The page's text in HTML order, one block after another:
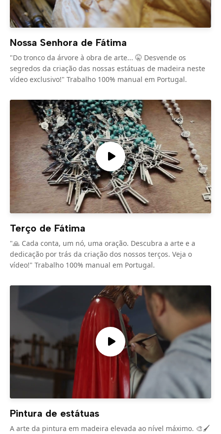
Nossa Senhora de Fátima
"Do tronco da árvore à obra de arte... 🤫 Desvende os
segredos da criação das nossas estátuas de madeira neste
vídeo exclusivo!" Trabalho 100% manual em Portugal.
Terço de Fátima
"🙏 Cada conta, um nó, uma oração. Descubra a arte e a
dedicação por trás da criação dos nossos terços. Veja o
vídeo!" Trabalho 100% manual em Portugal.
Pintura de estátuas
A arte da pintura em madeira elevada ao nível máximo. 🎨🖌️